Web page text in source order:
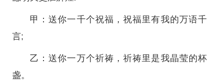
甲：送你一千个祝福，祝福里有我的万语千
言;
乙：送你一万个祈祷，祈祷里是我晶莹的杯
盏。